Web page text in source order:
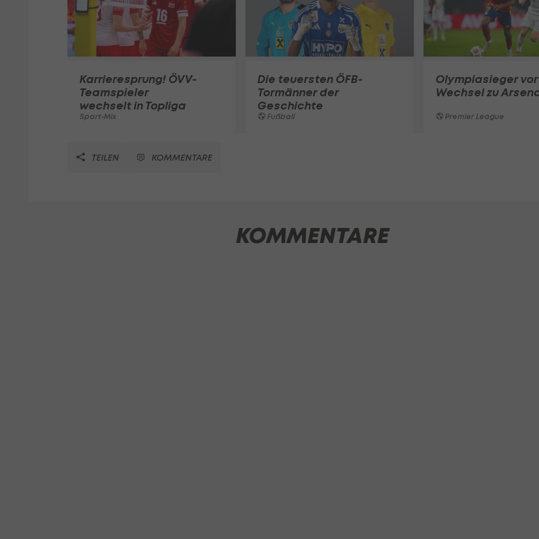
Karrieresprung! ÖVV-
Teamspieler
wechselt in Topliga
Sport-Mix
Die teuersten ÖFB-
Tormänner der
Geschichte
Fußball
Olympiasieger vor
Wechsel zu
Premier League
TEILEN KOMMENTARE
KOMMENTARE